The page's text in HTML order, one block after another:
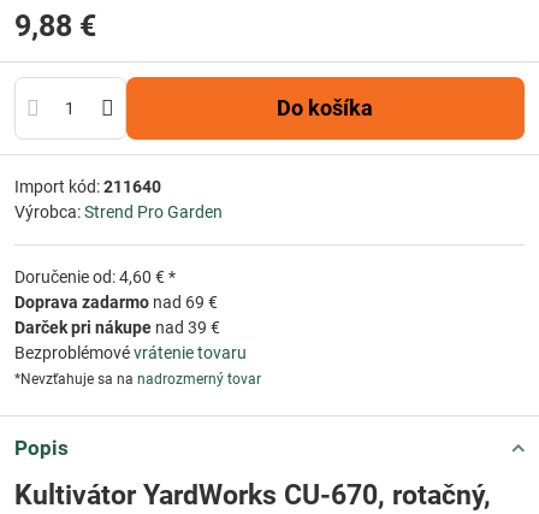
9,88 €
Do košíka
Import kód:211640
Výrobca:Strend Pro Garden
Doručenie od: 4,60 € *
Doprava zadarmo nad 69 €
Darček pri nákupe nad 39 €
Bezproblémovévrátenie tovaru
*Nevzťahuje sa na nadrozmerný tovar
Popis
Kultivátor YardWorks CU-670, rotačný,